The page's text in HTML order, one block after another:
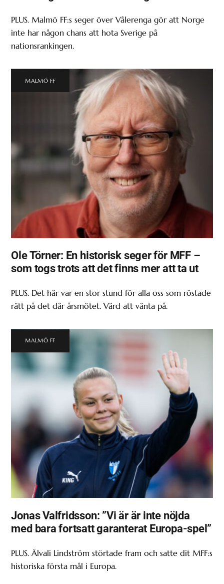
PLUS. Malmö FF:s seger över Vålerenga gör att Norge
inte har någon chans att hota Sverige på
nationsrankingen.
MALMÖ FF
Ole Törner: En historisk seger för MFF –
som togs trots att det finns mer att ta ut
PLUS. Det här var en stor stund för alla oss som röstade
rätt på det där årsmötet. Värd att vänta på.
MALMÖ FF
Jonas Valfridsson: ”Vi är är inte nöjda
med bara fortsatt garanterat Europa-spel”
PLUS. Älvali Lindström störtade fram och satte dit MFF:s
historiska första mål i Europa.